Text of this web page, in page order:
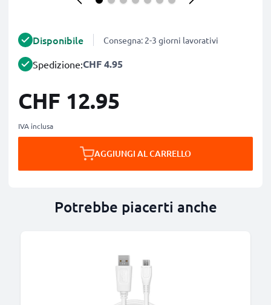
Disponibile Consegna: 2-3 giorni lavorativi
Spedizione:CHF 4.95
CHF 12.95
IVA inclusa
AGGIUNGI AL CARRELLO
Potrebbe piacerti anche